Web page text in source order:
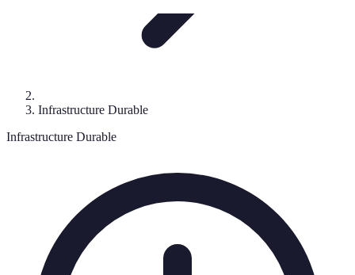
Infrastructure Durable
Infrastructure Durable